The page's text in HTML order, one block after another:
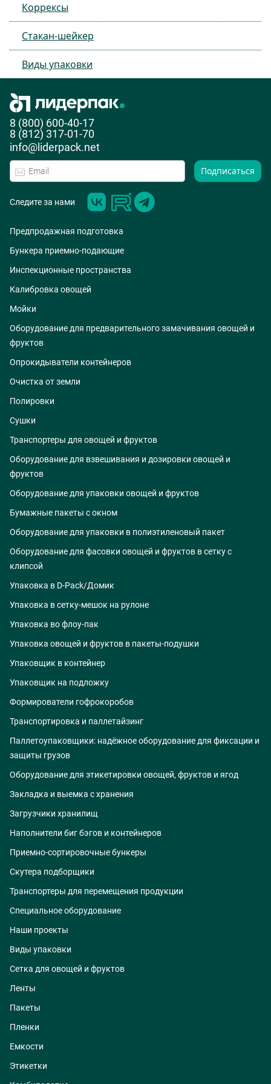
Коррексы
Стакан-шейкер
Виды упаковки
8 (800) 600-40-17
8 (812) 317-01-70
info@liderpack.net
Подписаться
Следите за нами
Предпродажная подготовка
Бункера приемно-подающие
Инспекционные пространства
Калибровка овощей
Мойки
Оборудование для предварительного замачивания овощей и
фруктов
Опрокидыватели контейнеров
Очистка от земли
Полировки
Сушки
Транспортеры для овощей и фруктов
Оборудование для взвешивания и дозировки овощей и
фруктов
Оборудование для упаковки овощей и фруктов
Бумажные пакеты с окном
Оборудование для упаковки в полиэтиленовый пакет
Оборудование для фасовки овощей и фруктов в сетку с
клипсой
Упаковка в D-Pack/Домик
Упаковка в сетку-мешок на рулоне
Упаковка во флоу-пак
Упаковка овощей и фруктов в пакеты-подушки
Упаковщик в контейнер
Упаковщик на подложку
Формирователи гофрокоробов
Транспортировка и паллетайзинг
Паллетоупаковщики: надёжное оборудование для фиксации и
защиты грузов
Оборудование для этикетировки овощей, фруктов и ягод
Закладка и выемка с хранения
Загрузчики хранилищ
Наполнители биг бэгов и контейнеров
Приемно-сортировочные бункеры
Скутера подборщики
Транспортеры для перемещения продукции
Специальное оборудование
Наши проекты
Виды упаковки
Сетка для овощей и фруктов
Ленты
Пакеты
Пленки
Емкости
Этикетки